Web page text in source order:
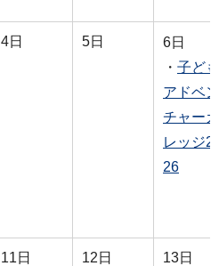
4日 5日
6日
・ 子ども
アドベン
チャーカ
レッジ
26
11日 12日 13日